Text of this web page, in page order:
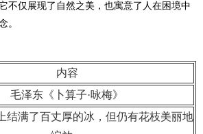
不仅展现了自然之美，也寓意了人在困境中
。
内容
毛泽东《卜算子·咏梅》
结满了百丈厚的冰，但仍有花枝美丽地